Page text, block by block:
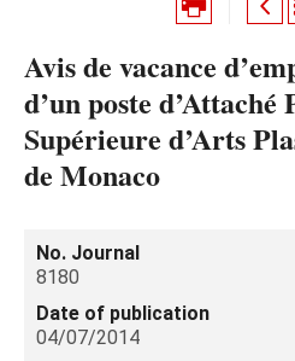
Avis de vacance
d’un poste
Supérieure d’Arts
de Monaco
No. Journal
8180
Date of publication
04/07/2014